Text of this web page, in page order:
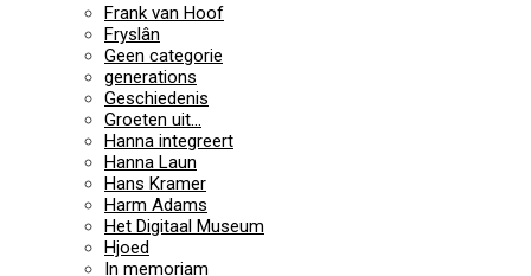
Frank van Hoof
Fryslân
Geen categorie
generations
Geschiedenis
Groeten uit…
Hanna integreert
Hanna Laun
Hans Kramer
Harm Adams
Het Digitaal Museum
Hjoed
In memoriam